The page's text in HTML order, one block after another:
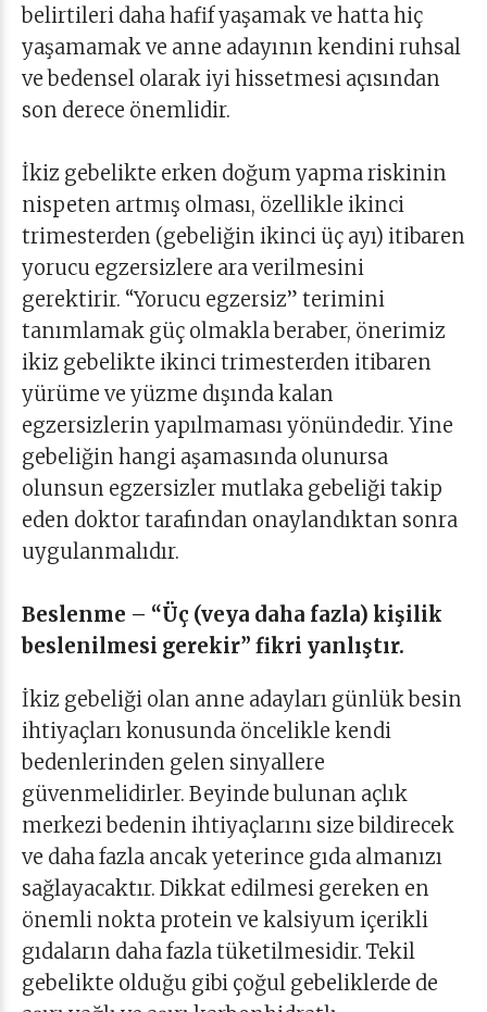
belirtileri daha hafif yaşamak ve hatta hiç
yaşamamak ve anne adayının kendini ruhsal
ve bedensel olarak iyi hissetmesi açısından
son derece önemlidir.
İkiz gebelikte erken doğum yapma riskinin
nispeten artmış olması, özellikle ikinci
trimesterden (gebeliğin ikinci üç ayı) itibaren
yorucu egzersizlere ara verilmesini
gerektirir. “Yorucu egzersiz” terimini
tanımlamak güç olmakla beraber, önerimiz
ikiz gebelikte ikinci trimesterden itibaren
yürüme ve yüzme dışında kalan
egzersizlerin yapılmaması yönündedir. Yine
gebeliğin hangi aşamasında olunursa
olunsun egzersizler mutlaka gebeliği takip
eden doktor tarafından onaylandıktan sonra
uygulanmalıdır.
Beslenme – “Üç (veya daha fazla) kişilik
beslenilmesi gerekir” fikri yanlıştır.
İkiz gebeliği olan anne adayları günlük besin
ihtiyaçları konusunda öncelikle kendi
bedenlerinden gelen sinyallere
güvenmelidirler. Beyinde bulunan açlık
merkezi bedenin ihtiyaçlarını size bildirecek
ve daha fazla ancak yeterince gıda almanızı
sağlayacaktır. Dikkat edilmesi gereken en
önemli nokta protein ve kalsiyum içerikli
gıdaların daha fazla tüketilmesidir. Tekil
gebelikte olduğu gibi çoğul gebeliklerde de